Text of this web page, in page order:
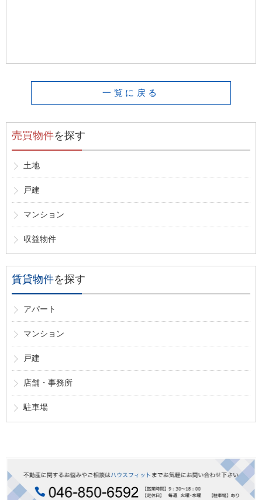
一覧に戻る
売買物件を探す
土地
戸建
マンション
収益物件
賃貸物件を探す
アパート
マンション
戸建
店舗・事務所
駐車場